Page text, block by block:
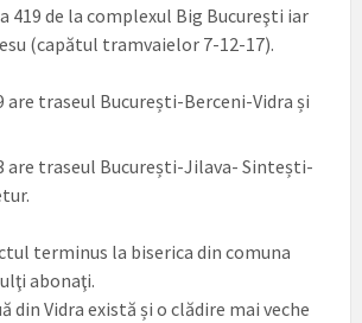
419 de la complexul Big Bucureşti iar
(capătul tramvaielor 7-12-17).
are traseul București-Berceni-Vidra și
are traseul București-Jilava- Sintești-
terminus la biserica din comuna
abonaţi.
din Vidra există și o clădire mai veche